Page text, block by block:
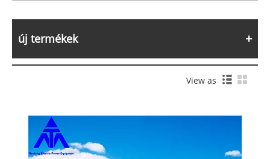
új termékek
View as